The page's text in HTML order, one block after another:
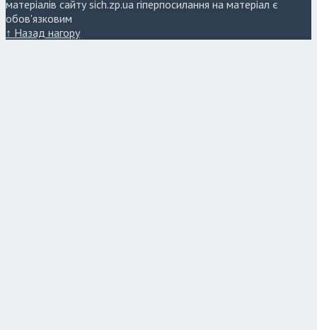
матеріалів сайту sich.zp.ua гіперпосилання на матеріал є
обов'язковим
↑ Назад нагору